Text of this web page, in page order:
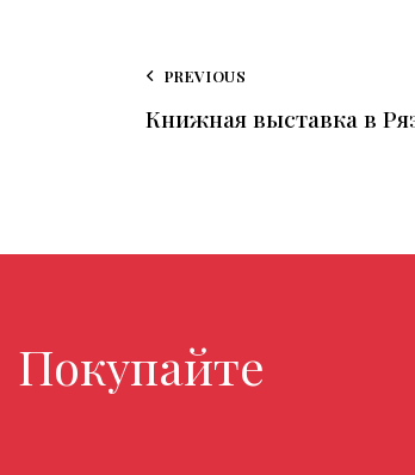
PREVIOUS
Книжная выставка в
Покупайте люби